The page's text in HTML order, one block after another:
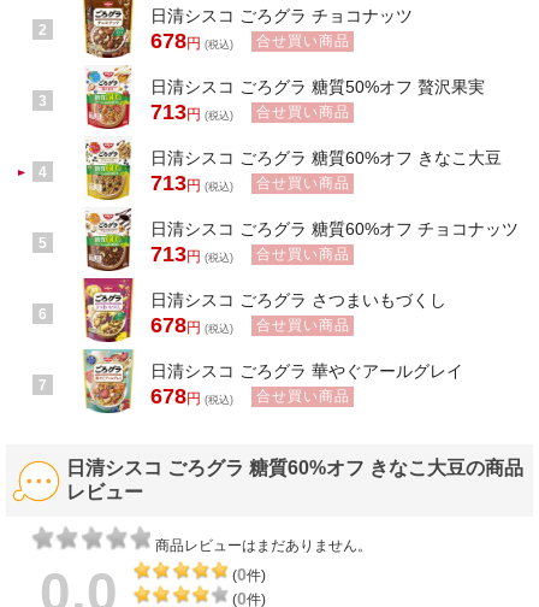
2
日清シスコ ごろグラ チョコナッツ
678円 (税込) 合せ買い商品
3
日清シスコ ごろグラ 糖質50%オフ 贅沢果実
713円 (税込) 合せ買い商品
4
日清シスコ ごろグラ 糖質60%オフ きなこ大豆
713円 (税込) 合せ買い商品
5
日清シスコ ごろグラ 糖質60%オフ チョコナッツ
713円 (税込) 合せ買い商品
6
日清シスコ ごろグラ さつまいもづくし
678円 (税込) 合せ買い商品
7
日清シスコ ごろグラ 華やぐアールグレイ
678円 (税込) 合せ買い商品
日清シスコ ごろグラ 糖質60%オフ きなこ大豆の商品
レビュー
商品レビューはまだありません。
0.0 (0件)
(0件)